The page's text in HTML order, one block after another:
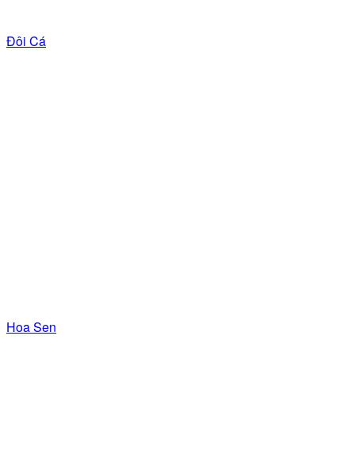
Đôi Cá
Hoa Sen